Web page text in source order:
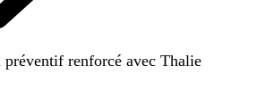
renforcé avec Thalie